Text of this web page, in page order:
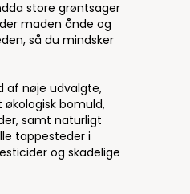
store grøntsager
maden ånde og
så du mindsker
af nøje udvalgte,
økologisk bomuld,
samt naturligt
tappesteder i
og skadelige